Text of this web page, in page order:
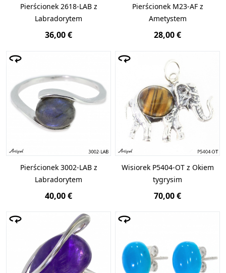
Pierścionek 2618-LAB z
Labradorytem
36,00 €
Pierścionek M23-AF z
Ametystem
28,00 €
Pierścionek 3002-LAB z
Labradorytem
40,00 €
Wisiorek P5404-OT z Okiem
tygrysim
70,00 €